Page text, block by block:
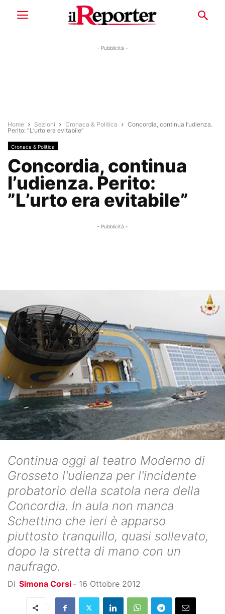
- Pubblicità -
Home Sezioni Cronaca & Politica
Concordia, continua l’udienza.
Perito: ”L’urto era evitabile”
Cronaca & Politica
Concordia, continua
l’udienza. Perito:
”L’urto era evitabile”
- Pubblicità -
Continua oggi al teatro Moderno di
Grosseto l'udienza per l'incidente
probatorio della scatola nera della
Concordia. In aula non manca
Schettino che ieri è apparso
piuttosto tranquillo, quasi sollevato,
dopo la stretta di mano con un
naufrago.
Di Simona Corsi - 16 Ottobre 2012